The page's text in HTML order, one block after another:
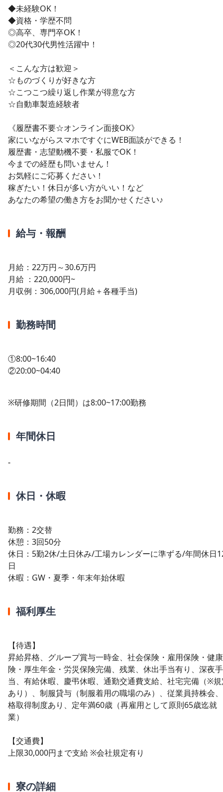
◆未経験OK！
◆資格・学歴不問
◎高卒、専門卒OK！
◎20代30代男性活躍中！
＜こんな方は歓迎＞
☆ものづくりが好きな方
☆こつこつ繰り返し作業が得意な方
☆自動車製造経験者
《履歴書不要☆オンライン面接OK》
家にいながらスマホですぐにWEB面談ができる！
履歴書・志望動機不要・私服でOK！
今までの経歴も問いません！
お気軽にご応募ください！
稼ぎたい！休日が多い方がいい！など
あなたの希望の働き方をお聞かせください♪
給与・報酬
月給：22万円～30.6万円
月給 ：220,000円~
月収例：306,000円(月給＋各種手当)
勤務時間
①8:00~16:40
②20:00~04:40
※研修期間（2日間）は8:00~17:00勤務
年間休日
-
休日・休暇
勤務：2交替
休憩：3回50分
休日：5勤2休/土日休み/工場カレンダーに準ずる/年間休日
日
休暇：GW・夏季・年末年始休暇
福利厚生
【待遇】
昇給昇格、グループ賞与一時金、社会保険・雇用保険・健
険・厚生年金・労災保険完備、残業、休出手当有り、深夜手
当、有給休暇、慶弔休暇、通勤交通費支給、社宅完備（※
あり）、制服貸与（制服着用の職場のみ）、従業員持株会
格取得制度あり、定年満60歳（再雇用として原則65歳迄就
業）
【交通費】
上限30,000円まで支給 ※会社規定有り
寮の詳細